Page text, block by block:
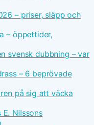
– priser, släpp och
– öppettider,
svensk dubbning – var
– 6 beprövade
på sig att väcka
Nilssons